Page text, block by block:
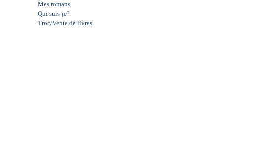
Mes romans
Qui suis-je?
Troc/Vente de livres